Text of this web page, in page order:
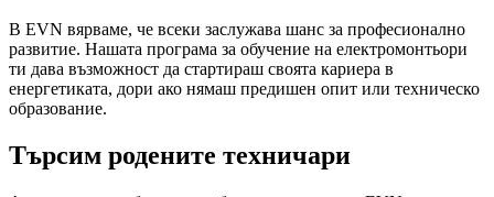
В EVN вярваме, че всеки заслужава шанс за професионално
развитие. Нашата програма за обучение на електромонтьори
ти дава възможност да стартираш своята кариера в
енергетиката, дори ако нямаш предишен опит или техническо
образование.
Търсим родените техничари